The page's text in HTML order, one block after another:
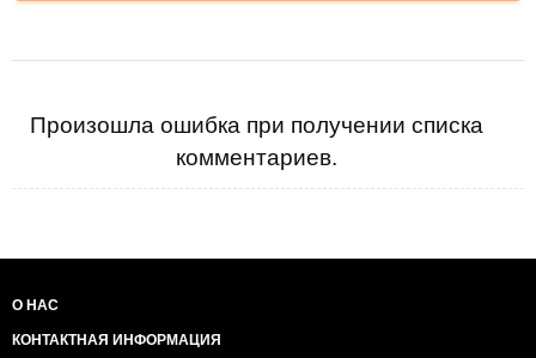
Произошла ошибка при получении списка
комментариев.
О НАС
КОНТАКТНАЯ ИНФОРМАЦИЯ